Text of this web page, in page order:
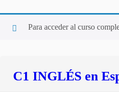
Para acceder al curso
C1 INGLÉS en